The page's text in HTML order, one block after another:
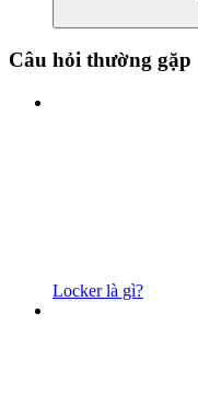
Câu hỏi thường gặp
Locker là gì?